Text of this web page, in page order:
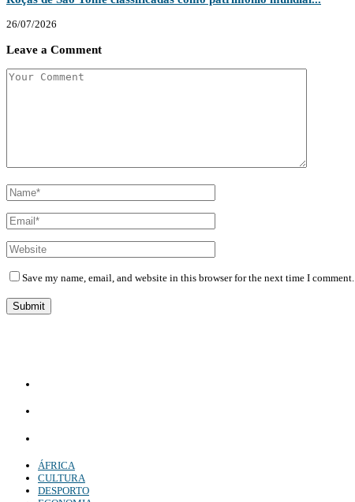
26/07/2026
Leave a Comment
Save my name, email, and website in this browser for the next time I comment.
ÁFRICA
CULTURA
DESPORTO